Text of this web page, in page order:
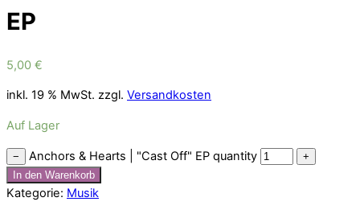
EP
5,00 €
inkl. 19 % MwSt. zzgl. Versandkosten
Auf Lager
− Anchors & Hearts | "Cast Off" EP quantity
+
In den Warenkorb
Kategorie: Musik